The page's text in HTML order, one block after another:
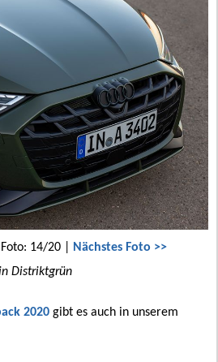
14/20 | Nächstes Foto >>
Distriktgrün
2020 gibt es auch in unserem